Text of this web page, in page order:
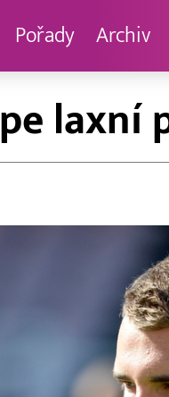
Pořady Archiv
laxní